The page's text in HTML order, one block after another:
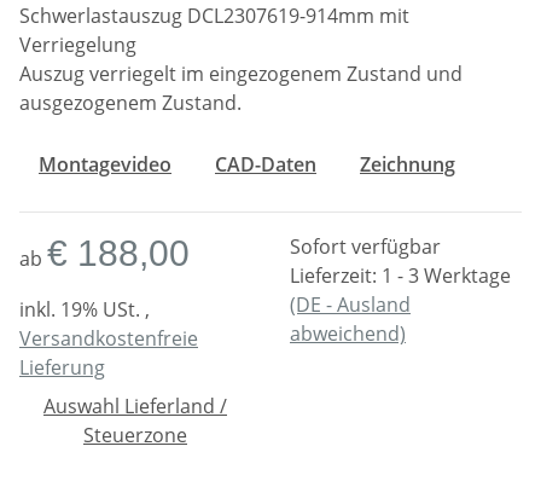
Schwerlastauszug DCL2307619-914mm mit
Verriegelung
Auszug verriegelt im eingezogenem Zustand und
ausgezogenem Zustand.
Montagevideo CAD-Daten Zeichnung
ab € 188,00
inkl. 19% USt. ,
Versandkostenfreie
Lieferung
Auswahl Lieferland /
Steuerzone
Sofort verfügbar
Lieferzeit: 1 - 3 Werktage
(DE - Ausland
abweichend)